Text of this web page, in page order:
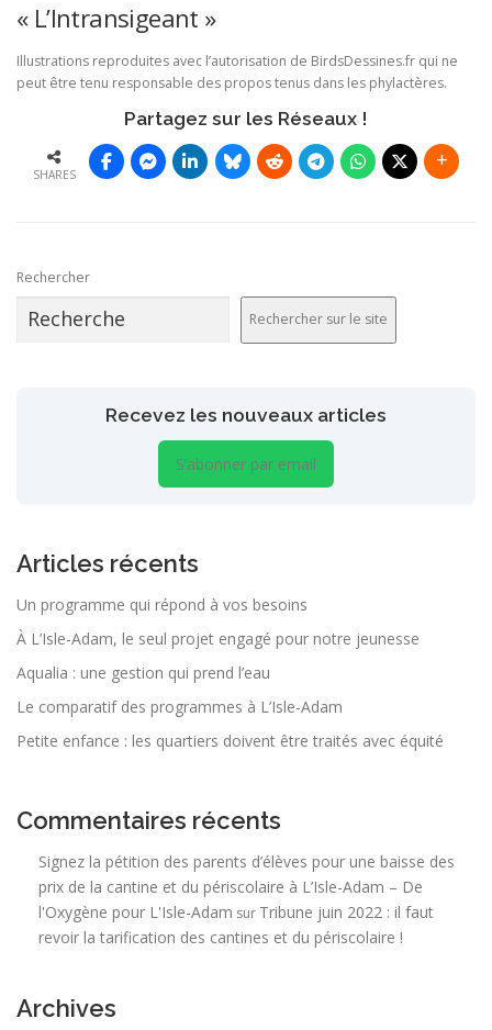
« L’Intransigeant »
Illustrations reproduites avec l’autorisation de BirdsDessines.fr qui ne
peut être tenu responsable des propos tenus dans les phylactères.
Partagez sur les Réseaux !
SHARES
Rechercher
Rechercher sur le site
Recevez les nouveaux articles
S’abonner par email
Articles récents
Un programme qui répond à vos besoins
À L’Isle-Adam, le seul projet engagé pour notre jeunesse
Aqualia : une gestion qui prend l’eau
Le comparatif des programmes à L’Isle-Adam
Petite enfance : les quartiers doivent être traités avec équité
Commentaires récents
Signez la pétition des parents d’élèves pour une baisse des
prix de la cantine et du périscolaire à L’Isle-Adam – De
l'Oxygène pour L'Isle-Adam sur Tribune juin 2022 : il faut
revoir la tarification des cantines et du périscolaire !
Archives